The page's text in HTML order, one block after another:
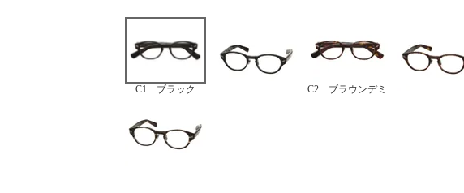
C1 ブラック C2 ブラウンデミ